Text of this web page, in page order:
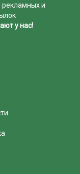
рекламных и
у нас!